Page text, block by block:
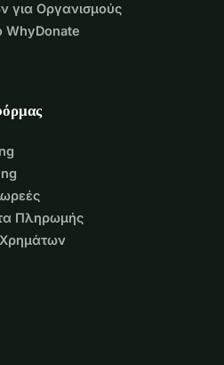
για Οργανισμούς
WhyDonate
Πληρωμής